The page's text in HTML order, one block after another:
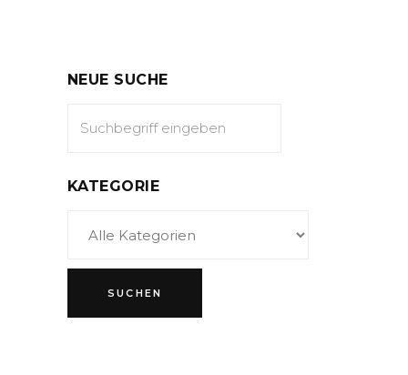
NEUE SUCHE
KATEGORIE